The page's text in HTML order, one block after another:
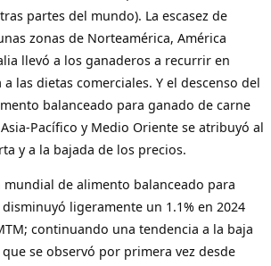
partes del mundo). La escasez de
zonas de Norteamérica, América
llevó a los ganaderos a recurrir en
las dietas comerciales. Y el descenso del
balanceado para ganado de carne
Pacífico y Medio Oriente se atribuyó al
y a la bajada de los precios.
mundial de alimento balanceado para
disminuyó ligeramente un 1.1% en 2024
continuando una tendencia a la baja
se observó por primera vez desde